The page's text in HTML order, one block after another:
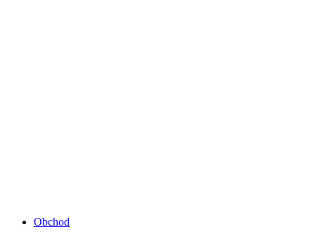
Obchod